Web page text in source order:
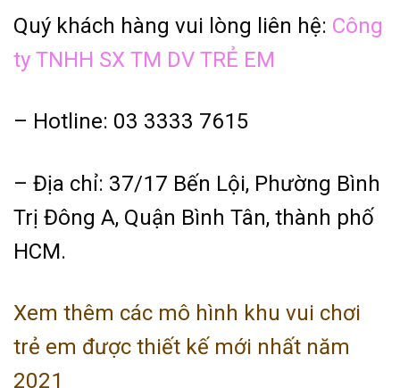
Quý khách hàng vui lòng liên hệ: Công
ty TNHH SX TM DV TRẺ EM
– Hotline: 03 3333 7615
– Địa chỉ: 37/17 Bến Lội, Phường Bình
Trị Đông A, Quận Bình Tân, thành phố
HCM.
Xem thêm các mô hình khu vui chơi
trẻ em được thiết kế mới nhất năm
2021